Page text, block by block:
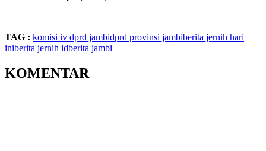
TAG : komisi iv dprd jambidprd provinsi jambiberita jernih hari
iniberita jernih idberita jambi
KOMENTAR